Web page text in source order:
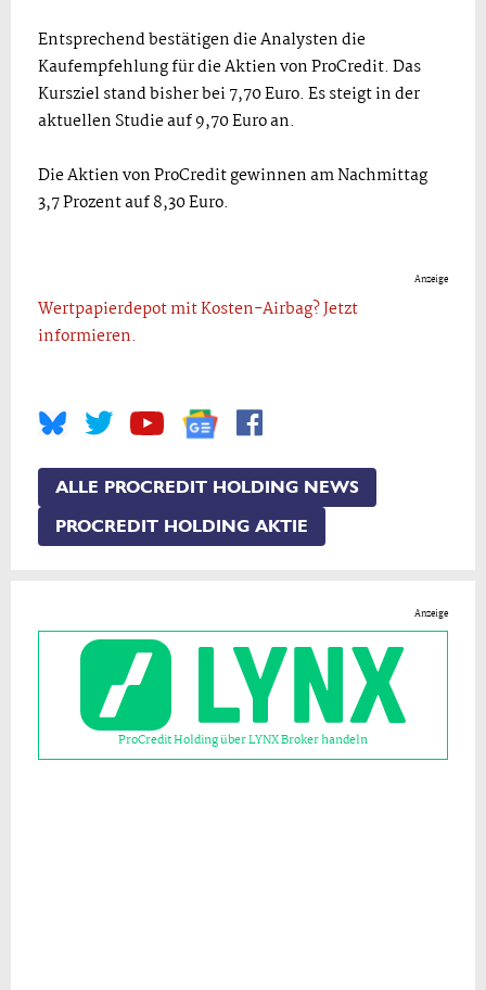
Entsprechend bestätigen die Analysten die
Kaufempfehlung für die Aktien von ProCredit. Das
Kursziel stand bisher bei 7,70 Euro. Es steigt in der
aktuellen Studie auf 9,70 Euro an.
Die Aktien von ProCredit gewinnen am Nachmittag
3,7 Prozent auf 8,30 Euro.
Anzeige
Wertpapierdepot mit Kosten-Airbag? Jetzt
informieren.
ALLE PROCREDIT HOLDING NEWS
PROCREDIT HOLDING AKTIE
Anzeige
ProCredit Holding über LYNX Broker handeln